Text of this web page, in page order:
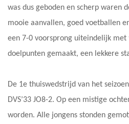
was dus geboden en scherp waren
mooie aanvallen, goed voetballen
een 7-0 voorsprong uiteindelijk met
doelpunten gemaakt, een lekkere
De 1e thuiswedstrijd van het
DVS’33 JO8-2. Op een mistige
worden. Alle jongens stonden